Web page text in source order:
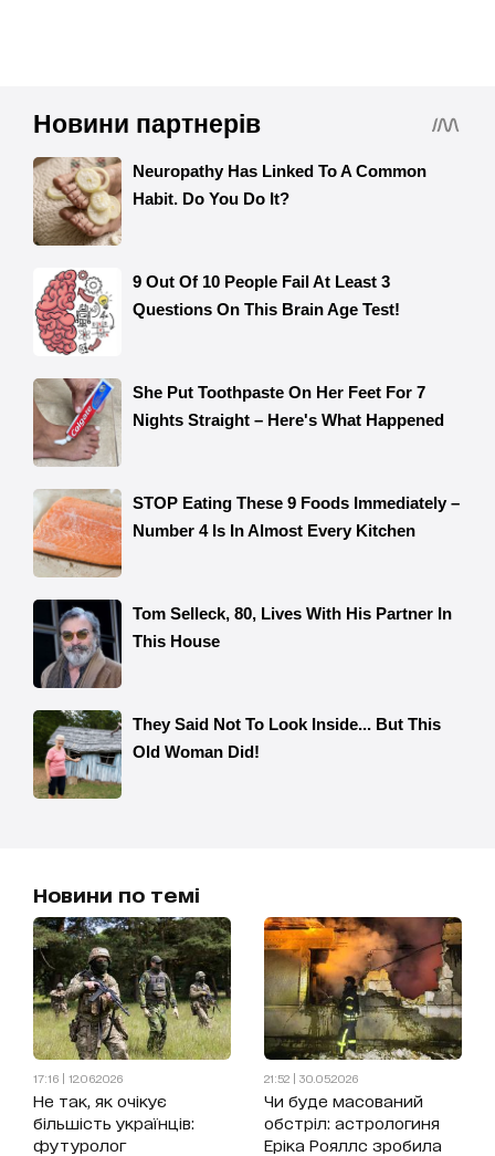
Новини по темі
17:16 | 12.06.2026
Не так, як очікує
більшість українців:
футуролог
21:52 | 30.05.2026
Чи буде масований
обстріл: астрологиня
Еріка Рояллс зробила